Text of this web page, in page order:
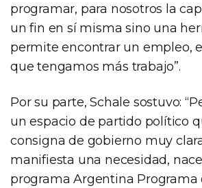
programar, para nosotros la
un fin en sí misma sino una
permite encontrar un empleo,
que tengamos más trabajo”.
Por su parte, Schale sostuvo:
un espacio de partido político
consigna de gobierno muy
manifiesta una necesidad,
programa Argentina Programa